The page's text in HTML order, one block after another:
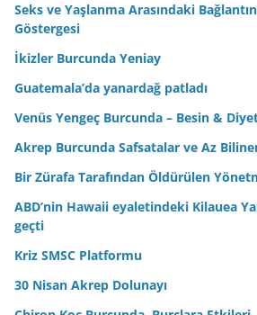
Seks ve Yaşlanma Arasındaki
Göstergesi
İkizler Burcunda Yeniay
Guatemala’da yanardağ patladı
Venüs Yengeç Burcunda – Besin &
Akrep Burcunda Safsatalar ve Az
Bir Zürafa Tarafından Öldürülen
ABD’nin Hawaii eyaletindeki Kilauea
geçti
Kriz SMSC Platformu
30 Nisan Akrep Dolunayı